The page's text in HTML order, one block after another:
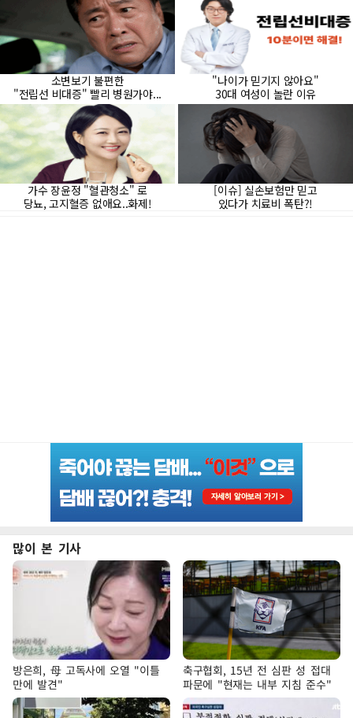
많이 본 기사
방은희, 母 고독사에 오열 "이틀
만에 발견"
축구협회, 15년 전 심판 성 접대
파문에 "현재는 내부 지침 준수"